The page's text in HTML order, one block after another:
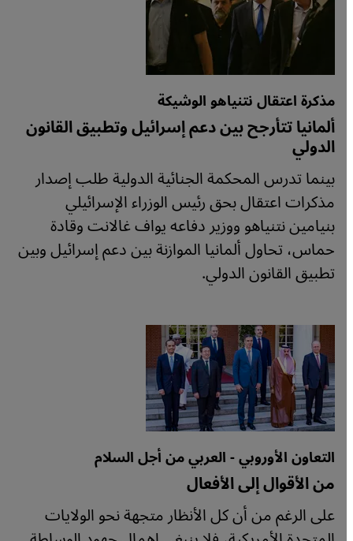
مذكرة اعتقال نتنياهو الوشيكة
ألمانيا تتأرجح بين دعم إسرائيل وتطبيق القانون
الدولي
بينما تدرس المحكمة الجنائية الدولية طلب إصدار
مذكرات اعتقال بحق رئيس الوزراء الإسرائيلي
بنيامين نتنياهو ووزير دفاعه يواف غالانت وقادة
حماس، تحاول ألمانيا الموازنة بين دعم إسرائيل وبين
تطبيق القانون الدولي.
التعاون الأوروبي - العربي من أجل السلام
من الأقوال إلى الأفعال
على الرغم من أن كل الأنظار متجهة نحو الولايات